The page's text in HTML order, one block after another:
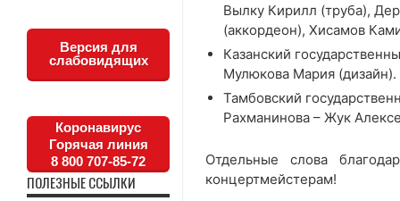
Вылку Кирилл (труба),
(аккордеон), Хисамов
Казанский
Мулюкова Мария (дизайн).
Тамбовский
Рахманинова – Жук
Отдельные слова
концертмейстерам!
Версия для
слабовидящих
Коронавирус
Горячая линия
8 800 707-85-72
ПОЛЕЗНЫЕ ССЫЛКИ